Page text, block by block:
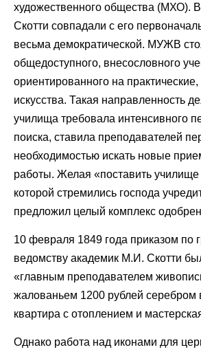
художественного общества (МХО).
Скотти совпадали с его
весьма демократической. МУЖВ
общедоступного, внесословного
ориентированного на
искусства. Такая направленность
училища требовала интенсивного
поиска, ставила преподавателей
необходимостью искать новые
работы. Желая «поставить училище
которой стремились господа
предложил целый комплекс
10 февраля 1849 года приказом по
ведомству академик М.И. Скотти
«главным преподавателем
жалованьем 1200 рублей серебром
квартира с отоплением и
Однако работа над иконами для